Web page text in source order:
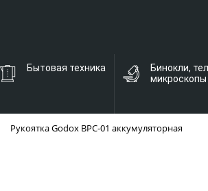
Бытовая техника
Бинокли,
микроскопы
Рукоятка Godox BPC-01 аккумуляторная